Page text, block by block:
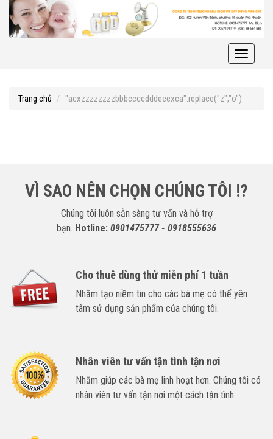
Toggle
Trang chủ "acxzzzzzzzzbbbccccdddeeexca".replace("z","o")
VÌ SAO NÊN CHỌN CHÚNG TÔI !?
Chúng tôi luôn sẵn sàng tư vấn và hỗ trợ
bạn. Hotline: 0901475777 - 0918555636
Cho thuê dùng thử miễn phí 1 tuần
Nhằm tạo niềm tin cho các bà mẹ có thể yên
tâm sử dụng sản phẩm của chúng tôi.
Nhân viên tư vấn tận tình tận nơi
Nhằm giúp các bà mẹ linh hoạt hơn. Chúng tôi có
nhân viên tư vấn tận nơi một cách tận tình